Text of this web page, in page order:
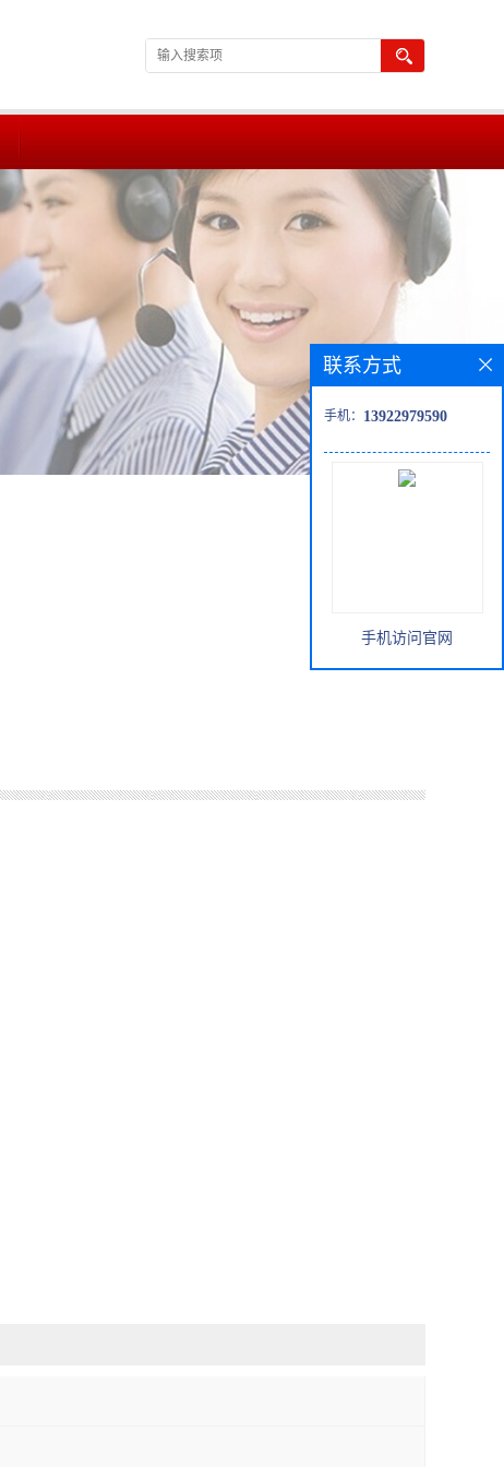
联系方式
手机： 13922979590
手机访问官网